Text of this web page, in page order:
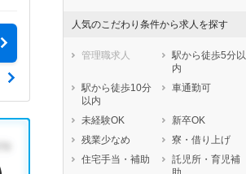
人気のこだわり条件から求人を探す
管理職求人
駅から徒歩5分以
内
駅から徒歩10分
以内
車通勤可
未経験OK
新卒OK
残業少なめ
寮・借り上げ
住宅手当・補助
託児所・育児補